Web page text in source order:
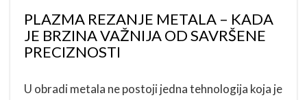
PLAZMA REZANJE METALA – KADA
JE BRZINA VAŽNIJA OD SAVRŠENE
PRECIZNOSTI
U obradi metala ne postoji jedna tehnologija koja je